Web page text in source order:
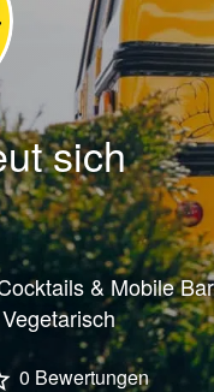
sich
& Mobile Bar
Vegetarisch
0 Bewertungen